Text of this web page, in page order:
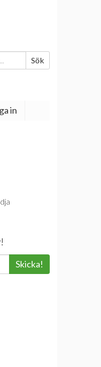
Sök
in
Skicka!